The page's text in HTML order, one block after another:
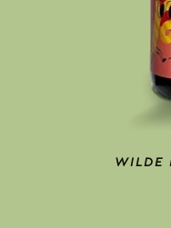
WILDE